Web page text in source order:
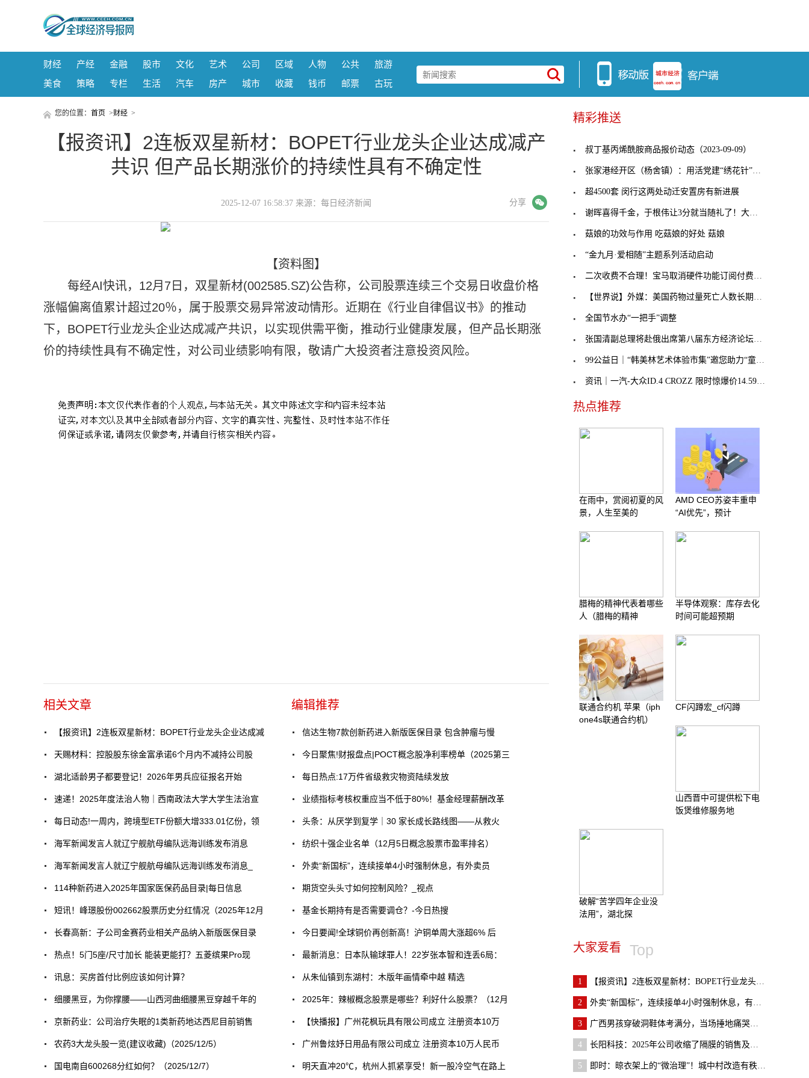
财经 产经 金融 股市 文化 艺术 公司 区域 人物 公共
旅游
美食
策略 专栏 生活 汽车 房产 城市 收藏 钱币 邮票 古玩
您的位置： 首页 >财经 >
【报资讯】2连板双星新材：BOPET行业龙头企业达成减产
共识 但产品长期涨价的持续性具有不确定性
2025-12-07 16:58:37 来源：每日经济新闻 分享
【资料图】
每经AI快讯，12月7日，双星新材(002585.SZ)公告称，公司股票连续三个交易日收盘价格
涨幅偏离值累计超过20％，属于股票交易异常波动情形。近期在《行业自律倡议书》的推动
下，BOPET行业龙头企业达成减产共识，以实现供需平衡，推动行业健康发展，但产品长期涨
价的持续性具有不确定性，对公司业绩影响有限，敬请广大投资者注意投资风险。
相关文章
【报资讯】2连板双星新材：BOPET行业龙头企业达成减
天赐材料：控股股东徐金富承诺6个月内不减持公司股
湖北适龄男子都要登记！2026年男兵应征报名开始
速递！2025年度法治人物｜西南政法大学大学生法治宣
每日动态!一周内，跨境型ETF份额大增333.01亿份，领
海军新闻发言人就辽宁舰航母编队远海训练发布消息
海军新闻发言人就辽宁舰航母编队远海训练发布消息_
114种新药进入2025年国家医保药品目录|每日信息
短讯！峰璟股份002662股票历史分红情况（2025年12月
长春高新：子公司金赛药业相关产品纳入新版医保目录
热点！5门5座/尺寸加长 能装更能打？五菱缤果Pro现
讯息：买房首付比例应该如何计算？
细腰黑豆，为你撑腰——山西河曲细腰黑豆穿越千年的
京新药业：公司治疗失眠的1类新药地达西尼目前销售
农药3大龙头股一览(建议收藏)（2025/12/5）
国电南自600268分红如何？（2025/12/7）
编辑推荐
信达生物7款创新药进入新版医保目录 包含肿瘤与慢
今日聚焦!财报盘点|POCT概念股净利率榜单（2025第三
每日热点:17万件省级救灾物资陆续发放
业绩指标考核权重应当不低于80%！基金经理薪酬改革
头条：从厌学到复学｜30 家长成长路线图——从救火
纺织十强企业名单（12月5日概念股票市盈率排名）
外卖“新国标”，连续接单4小时强制休息，有外卖员
期货空头头寸如何控制风险？_视点
基金长期持有是否需要调仓？-今日热搜
今日要闻!全球铜价再创新高！沪铜单周大涨超6% 后
最新消息：日本队输球罪人！22岁张本智和连丢6局：
从朱仙镇到东湖村：木版年画情牵中越 精选
2025年：辣椒概念股票是哪些？利好什么股票？（12月
【快播报】广州花枫玩具有限公司成立 注册资本10万
广州鲁炫妤日用品有限公司成立 注册资本10万人民币
明天直冲20℃，杭州人抓紧享受！新一股冷空气在路上
精彩推送
叔丁基丙烯酰胺商品报价动态（2023-09-09）
张家港经开区（杨舍镇）：用活党建“绣花针”，穿起
超4500套 闵行这两处动迁安置房有新进展
谢晖喜得千金，于根伟让3分就当随礼了！大连人客战
菇娘的功效与作用 吃菇娘的好处 菇娘
“金九月·爱相随”主题系列活动启动
二次收费不合理！宝马取消硬件功能订阅付费，奔驰不
【世界说】外媒：美国药物过量死亡人数长期处于历史
全国节水办“一把手”调整
张国清副总理将赴俄出席第八届东方经济论坛，外交部
99公益日｜“韩美林艺术体验市集”邀您助力“童音童
资讯｜一汽-大众ID.4 CROZZ 限时惊爆价14.59万元起
热点推荐
在雨中，赏阅初夏的风
景，人生至美的
AMD CEO苏姿丰重申
“AI优先”，预计
腊梅的精神代表着哪些
人（腊梅的精神
半导体观察：库存去化
时间可能超预期
联通合约机 苹果（iph
one4s联通合约机）
CF闪蹲宏_cf闪蹲
山西晋中可提供松下电
饭煲维修服务地
破解“苦学四年企业没
法用”，湖北探
大家爱看 Top
1 【报资讯】2连板双星新材：BOPET行业龙头企业达成减
2 外卖“新国标”，连续接单4小时强制休息，有外卖员
3 广西男孩穿破洞鞋体考满分，当场捶地痛哭！本人回应
4 长阳科技：2025年公司收缩了隔膜的销售及生产
5 即时：晾衣架上的“微治理”！城中村改造有秩序、有